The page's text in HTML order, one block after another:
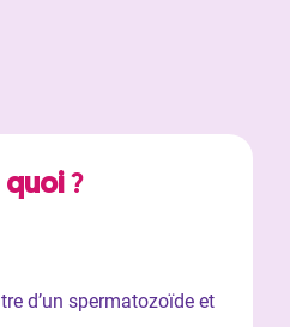
quoi?
d’un spermatozoïde et